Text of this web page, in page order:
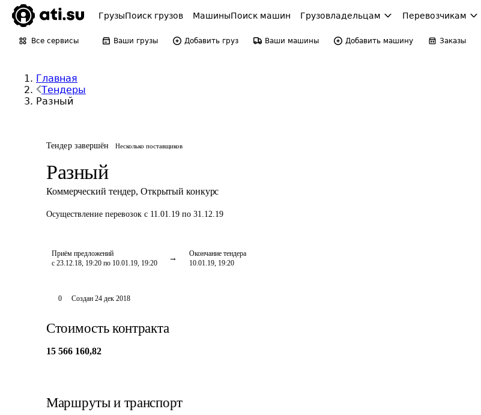
ГрузыПоиск грузов МашиныПоиск машин Грузовладельцам Перевозчикам
Все сервисы Ваши грузы Добавить груз Ваши машины Добавить машину Заказы
Главная
Тендеры
Разный
Тендер завершён Несколько поставщиков
Разный
Коммерческий тендер, Открытый конкурс
Осуществление перевозок с 11.01.19 по 31.12.19
Приём предложений
с 23.12.18, 19:20 по 10.01.19, 19:20
Окончание тендера
10.01.19, 19:20
0 Создан 24 дек 2018
Стоимость контракта
15 566 160,82
Маршруты и транспорт